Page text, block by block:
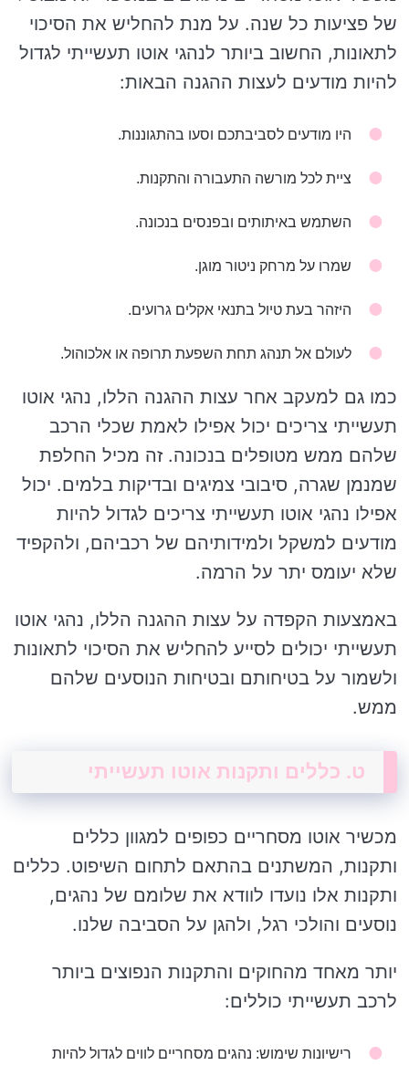
של פציעות כל שנה. על מנת להחליש את הסיכוי
לתאונות, החשוב ביותר לנהגי אוטו תעשייתי לגדול
להיות מודעים לעצות ההגנה הבאות:
היו מודעים לסביבתכם וסעו בהתגוננות.
ציית לכל מורשה התעבורה והתקנות.
השתמש באיתותים ובפנסים בנכונה.
שמרו על מרחק ניטור מוגן.
היזהר בעת טיול בתנאי אקלים גרועים.
לעולם אל תנהג תחת השפעת תרופה או אלכוהול.
כמו גם למעקב אחר עצות ההגנה הללו, נהגי אוטו
תעשייתי צריכים יכול אפילו לאמת שכלי הרכב
שלהם ממש מטופלים בנכונה. זה מכיל החלפת
שמנמן שגרה, סיבובי צמיגים ובדיקות בלמים. יכול
אפילו נהגי אוטו תעשייתי צריכים לגדול להיות
מודעים למשקל ולמידותיהם של רכביהם, ולהקפיד
שלא יעומס יתר על הרמה.
באמצעות הקפדה על עצות ההגנה הללו, נהגי אוטו
תעשייתי יכולים לסייע להחליש את הסיכוי לתאונות
ולשמור על בטיחותם ובטיחות הנוסעים שלהם
ממש.
ט. כללים ותקנות אוטו תעשייתי
מכשיר אוטו מסחריים כפופים למגוון כללים
ותקנות, המשתנים בהתאם לתחום השיפוט. כללים
ותקנות אלו נועדו לוודא את שלומם של נהגים,
נוסעים והולכי רגל, ולהגן על הסביבה שלנו.
יותר מאחד מהחוקים והתקנות הנפוצים ביותר
לרכב תעשייתי כוללים:
רישיונות שימוש: נהגים מסחריים לווים לגדול להיות